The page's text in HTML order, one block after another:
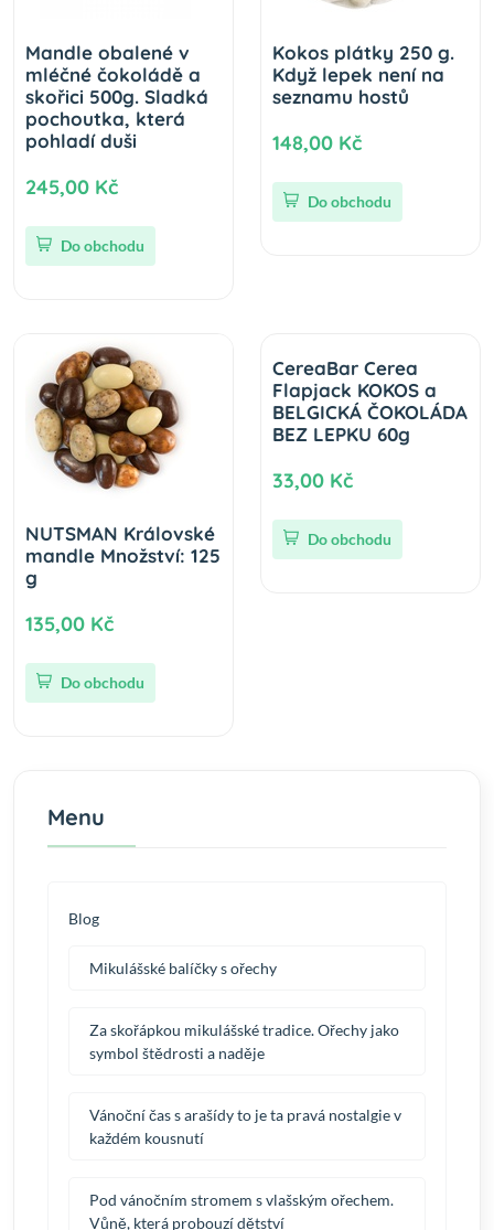
Mandle obalené v
mléčné čokoládě a
skořici 500g. Sladká
pochoutka, která
pohladí duši
245,00 Kč
Do obchodu
Kokos plátky 250 g.
Když lepek není na
seznamu hostů
148,00 Kč
Do obchodu
NUTSMAN Královské
mandle Množství: 125
g
135,00 Kč
Do obchodu
CereaBar Cerea
Flapjack KOKOS a
BELGICKÁ ČOKOLÁDA
BEZ LEPKU 60g
33,00 Kč
Do obchodu
Menu
Blog
Mikulášské balíčky s ořechy
Za skořápkou mikulášské tradice. Ořechy jako
symbol štědrosti a naděje
Vánoční čas s arašídy to je ta pravá nostalgie v
každém kousnutí
Pod vánočním stromem s vlašským ořechem.
Vůně, která probouzí dětství